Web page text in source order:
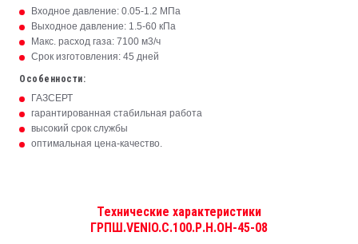
Входное давление: 0.05-1.2 МПа
Выходное давление: 1.5-60 кПа
Макс. расход газа: 7100 м3/ч
Срок изготовления: 45 дней
Особенности:
ГАЗСЕРТ
гарантированная стабильная работа
высокий срок службы
оптимальная цена-качество.
Технические характеристики
ГРПШ.VENIO.C.100.Р.Н.ОН-45-08